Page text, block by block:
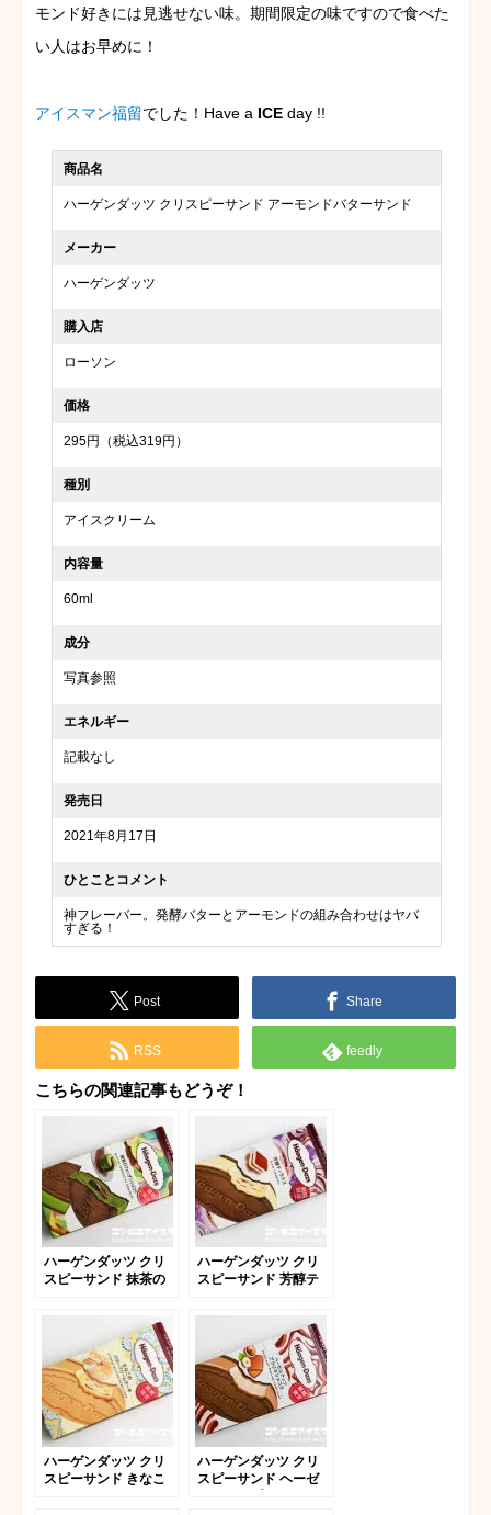
モンド好きには見逃せない味。期間限定の味ですので食べた
い人はお早めに！
アイスマン福留でした！Have a ICE day !!
商品名
ハーゲンダッツ クリスピーサンド アーモンドバターサンド
メーカー
ハーゲンダッツ
購入店
ローソン
価格
295円（税込319円）
種別
アイスクリーム
内容量
60ml
成分
写真参照
エネルギー
記載なし
発売日
2021年8月17日
ひとことコメント
神フレーバー。発酵バターとアーモンドの組み合わせはヤバ
すぎる！
Post Share
RSS feedly
こちらの関連記事もどうぞ！
ハーゲンダッツ クリ
スピーサンド 抹茶の
ハーゲンダッツ クリ
スピーサンド 芳醇テ
ハーゲンダッツ クリ
スピーサンド きなこ
ハーゲンダッツ クリ
スピーサンド ヘーゼ